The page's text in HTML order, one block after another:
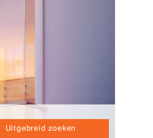
Uitgebreid zoeken